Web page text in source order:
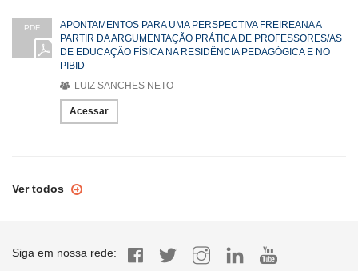
PDF
APONTAMENTOS PARA UMA PERSPECTIVA FREIREANA A
PARTIR DA ARGUMENTAÇÃO PRÁTICA DE PROFESSORES/AS
DE EDUCAÇÃO FÍSICA NA RESIDÊNCIA PEDAGÓGICA E NO
PIBID
LUIZ SANCHES NETO
Acessar
Ver todos
Siga em nossa rede: